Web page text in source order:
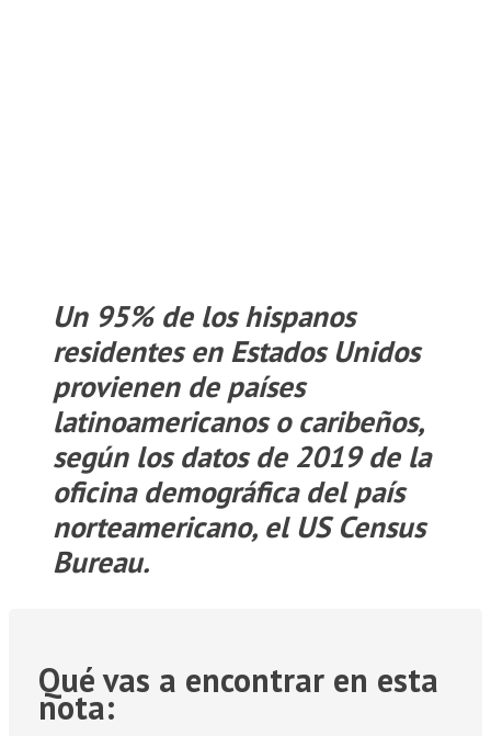
Un 95% de los hispanos
residentes en Estados Unidos
provienen de países
latinoamericanos o caribeños,
según los datos de 2019 de la
oficina demográfica del país
norteamericano, el US Census
Bureau.
Qué vas a encontrar en esta
nota: